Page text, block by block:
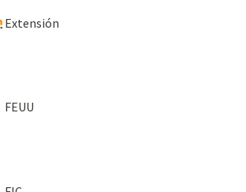
Extensión
FEUU